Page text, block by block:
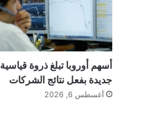
أسهم أوروبا تبلغ ذروة قياسية
جديدة بفعل نتائج الشركات
أغسطس 6, 2026